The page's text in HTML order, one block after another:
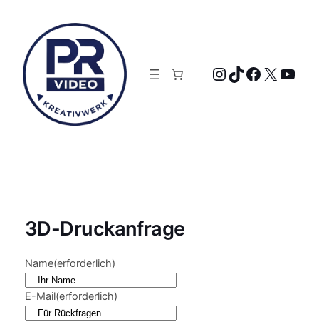
springen
Instagram
TikTok
X
3D-Druckanfrage
Name(erforderlich)
E-Mail(erforderlich)